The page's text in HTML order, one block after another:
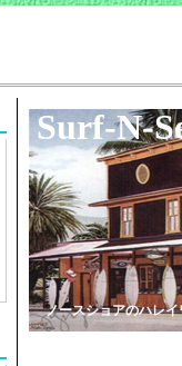
Surf-N-
ノースショアのハレ